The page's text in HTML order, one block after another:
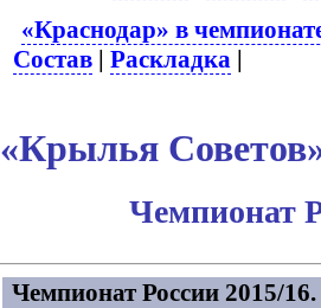
«Краснодар» в
Состав |Раскладка |
«Крылья
Чемпионат
Чемпионат России 2015/